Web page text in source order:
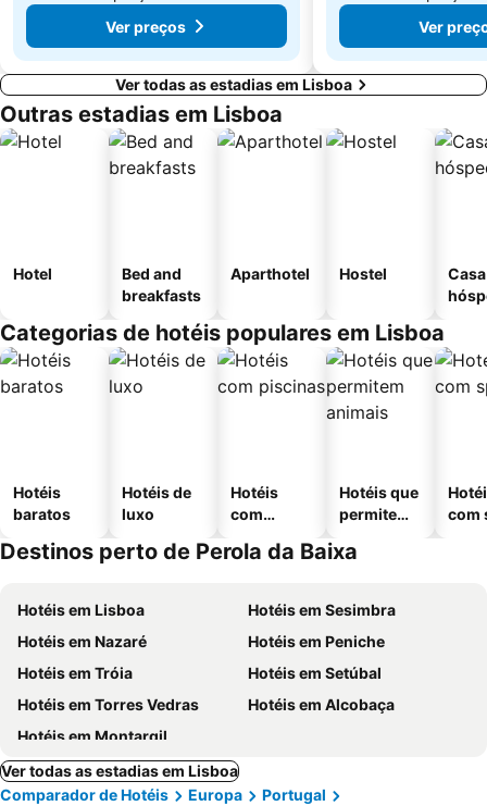
Ver preços
Ver
Ver todas as estadias em Lisboa
Outras estadias em Lisboa
Hotel
Bed and
breakfasts
Aparthotel Hostel
Categorias de hotéis populares em Lisboa
Hotéis
baratos
Hotéis de
luxo
Hotéis
com
Hotéis que
permitem
com
Destinos perto de Perola da Baixa
Hotéis em Lisboa
Hotéis em Sesimbra
Hotéis em Nazaré
Hotéis em Peniche
Hotéis em Tróia
Hotéis em Setúbal
Hotéis em Torres Vedras
Hotéis em Alcobaça
Hotéis em Montargil
Ver todas as estadias em Lisboa
Comparador de Hotéis
Europa
Portugal